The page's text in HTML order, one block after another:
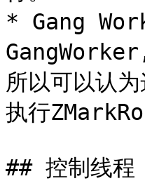
* Gang
所以可以认
执行
## 控制线程